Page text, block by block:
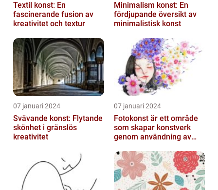
Textil konst: En
fascinerande fusion av
kreativitet och textur
Minimalism konst: En
fördjupande översikt av
minimalistisk konst
07 januari 2024
Svävande konst: Flytande
skönhet i gränslös
kreativitet
07 januari 2024
Fotokonst är ett område
som skapar konstverk
genom användning av